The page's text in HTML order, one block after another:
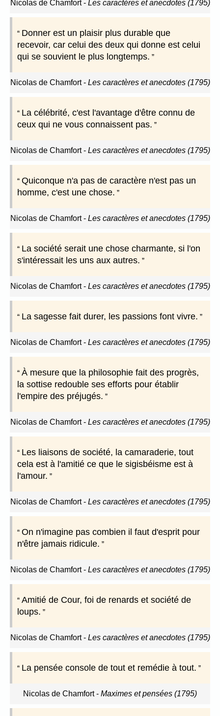
Nicolas de Chamfort- Les caractères et anecdotes (1795)
Donner est un plaisir plus durable que
recevoir, car celui des deux qui donne est celui
qui se souvient le plus longtemps.
Nicolas de Chamfort- Les caractères et anecdotes (1795)
La célébrité, c'est l'avantage d'être connu de
ceux qui ne vous connaissent pas.
Nicolas de Chamfort- Les caractères et anecdotes (1795)
Quiconque n'a pas de caractère n'est pas un
homme, c'est une chose.
Nicolas de Chamfort- Les caractères et anecdotes (1795)
La société serait une chose charmante, si l'on
s'intéressait les uns aux autres.
Nicolas de Chamfort- Les caractères et anecdotes (1795)
La sagesse fait durer, les passions font vivre.
Nicolas de Chamfort- Les caractères et anecdotes (1795)
À mesure que la philosophie fait des progrès,
la sottise redouble ses efforts pour établir
l'empire des préjugés.
Nicolas de Chamfort- Les caractères et anecdotes (1795)
Les liaisons de société, la camaraderie, tout
cela est à l'amitié ce que le sigisbéisme est à
l'amour.
Nicolas de Chamfort- Les caractères et anecdotes (1795)
On n'imagine pas combien il faut d'esprit pour
n'être jamais ridicule.
Nicolas de Chamfort- Les caractères et anecdotes (1795)
Amitié de Cour, foi de renards et société de
loups.
Nicolas de Chamfort- Les caractères et anecdotes (1795)
La pensée console de tout et remédie à tout.
Nicolas de Chamfort- Maximes et pensées (1795)